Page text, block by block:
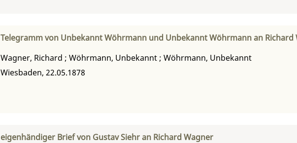
Telegramm von Unbekannt Wöhrmann und Unbekannt Wöhrmann an Richard
Wagner, Richard ; Wöhrmann, Unbekannt ; Wöhrmann, Unbekannt
Wiesbaden, 22.05.1878
eigenhändiger Brief von Gustav Siehr an Richard Wagner